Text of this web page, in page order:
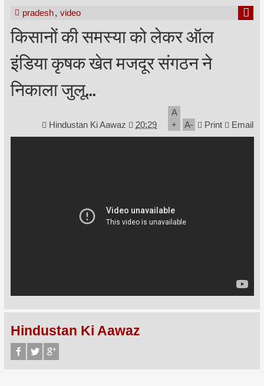
pradesh, video
किसानों की समस्या को लेकर ऑल
इंडिया कृषक खेत मजदूर संगठन ने
निकाला जुलू...
Hindustan Ki Aawaz 20:29
A
+
A- Print Email
Hindustan Ki Aawaz